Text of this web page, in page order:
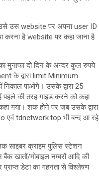
उस website पर अपना user ID
करना है website पर कहा जाना है
मुनाफा दो दिन के अन्दर कुल रुपये
के द्वारा limit Minimum
पाओगे। उसके द्वारा 25
की तरह गाइड करने को कहा
गया। शक होने पर जब उसके द्वारा
एवं tdnetwork.top भी बन्द आ रहे
साइबर क्राइम पुलिस स्टेशन
खातों/मोबाइल नम्बरों आदि की
प्राप्त डेटा का गहनता से विश्लेषण